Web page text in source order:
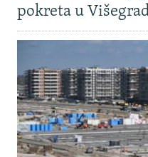
pokreta u